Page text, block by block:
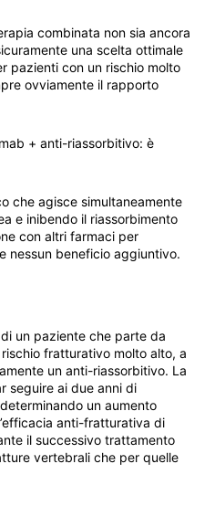
combinata non sia ancora
una scelta ottimale
pazienti con un rischio molto
ovviamente il rapporto
+ anti-riassorbitivo: è
che agisce simultaneamente
e inibendo il riassorbimento
con altri farmaci per
nessun beneficio aggiuntivo.
un paziente che parte da
fratturativo molto alto, a
un anti-riassorbitivo. La
seguire ai due anni di
determinando un aumento
anti-fratturativa di
il successivo trattamento
vertebrali che per quelle